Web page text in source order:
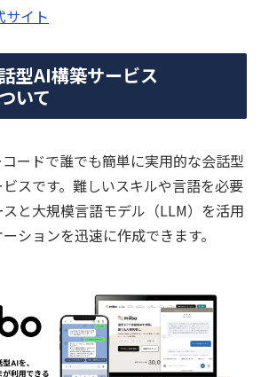
イト
型AI構築サービス
いて
ードで誰でも簡単に実用的な会話型
スです。難しいスキルや言語を必要
と大規模言語モデル（LLM）を活用
ションを迅速に作成できます。